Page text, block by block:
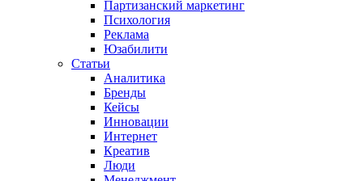
Партизанский маркетинг
Психология
Реклама
Юзабилити
Статьи
Аналитика
Бренды
Кейсы
Инновации
Интернет
Креатив
Люди